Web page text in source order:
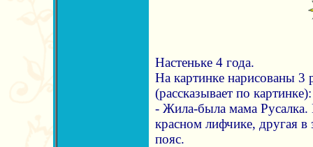
Настеньке 4 года.
На картинке нарисованы 3
(рассказывает по картинке):
- Жила-была мама
красном лифчике, другая в
пояс.